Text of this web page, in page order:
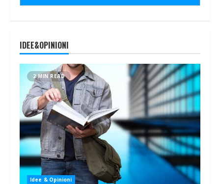
IDEE&OPINIONI
2 MIN READ
Idee & Opinioni